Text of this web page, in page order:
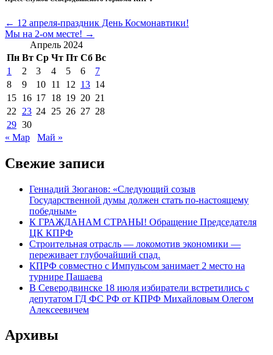
Навигация
по
записям
← 12 апреля-праздник День Космонавтики!
Мы на 2-ом месте! →
Апрель 2024
Пн Вт Ср Чт Пт Сб Вс
1
2 3 4 5 6
7
8
9 10 11 12 13 14
15 16 17 18 19 20 21
22
23 24 25 26 27 28
29 30
« Мар
Май »
Свежие записи
Геннадий Зюганов: «Следующий созыв
Государственной думы должен стать по-настоящему
победным»
К ГРАЖДАНАМ СТРАНЫ! Обращение Председателя
ЦК КПРФ
Строительная отрасль — локомотив экономики —
переживает глубочайший спад.
КПРФ совместно с Импульсом занимает 2 место на
турнире Пашаева
В Северодвинске 18 июля избиратели встретились с
депутатом ГД ФС РФ от КПРФ Михайловым Олегом
Алексеевичем
Архивы